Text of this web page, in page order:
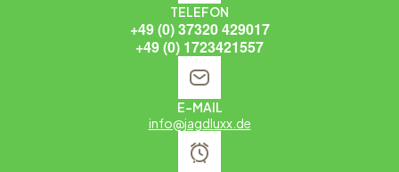
TELEFON
+49 (0) 37320 429017
+49 (0) 1723421557
E-MAIL
info@jagdluxx.de